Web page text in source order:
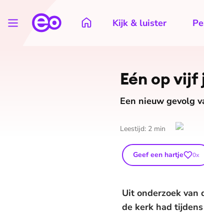
Kijk & luister
Eén op
Een nieuw gevolg
Leestijd: 2 min
Geef een hartje 0x
Uit onderzoek van
de kerk had